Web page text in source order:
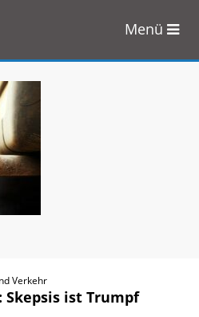
Menü
Verkehr
ist Trumpf